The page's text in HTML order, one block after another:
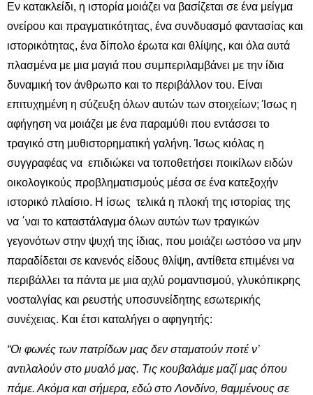
Εν κατακλείδι, η ιστορία μοιάζει να βασίζεται σε ένα μείγμα
ονείρου και πραγματικότητας, ένα συνδυασμό φαντασίας και
ιστορικότητας, ένα δίπολο έρωτα και θλίψης, και όλα αυτά
πλασμένα με μια μαγιά που συμπεριλαμβάνει με την ίδια
δυναμική τον άνθρωπο και το περιβάλλον του. Είναι
επιτυχημένη η σύζευξη όλων αυτών των στοιχείων; Ίσως η
αφήγηση να μοιάζει με ένα παραμύθι που εντάσσει το
τραγικό στη μυθιστορηματική γαλήνη. Ίσως κιόλας η
συγγραφέας να επιδιώκει να τοποθετήσει ποικίλων ειδών
οικολογικούς προβληματισμούς μέσα σε ένα κατεξοχήν
ιστορικό πλαίσιο. Η ίσως τελικά η πλοκή της ιστορίας της
να ΄ναι το καταστάλαγμα όλων αυτών των τραγικών
γεγονότων στην ψυχή της ίδιας, που μοιάζει ωστόσο να μην
παραδίδεται σε κανενός είδους θλίψη, αντίθετα επιμένει να
περιβάλλει τα πάντα με μια αχλύ ρομαντισμού, γλυκόπικρης
νοσταλγίας και ρευστής υποσυνείδητης εσωτερικής
συνέχειας. Και έτσι καταλήγει ο αφηγητής:
“Οι φωνές των πατρίδων μας δεν σταματούν ποτέ ν’
αντιλαλούν στο μυαλό μας. Τις κουβαλάμε μαζί μας όπου
πάμε. Ακόμα και σήμερα, εδώ στο Λονδίνο, θαμμένους σε